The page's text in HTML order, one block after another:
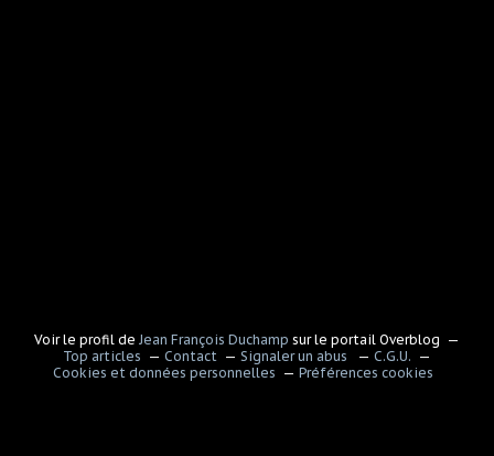
Voir le profil de Jean François Duchamp sur le portail Overblog
Top articles
Contact Signaler un abus
C.G.U.
Cookies et données personnelles
Préférences cookies